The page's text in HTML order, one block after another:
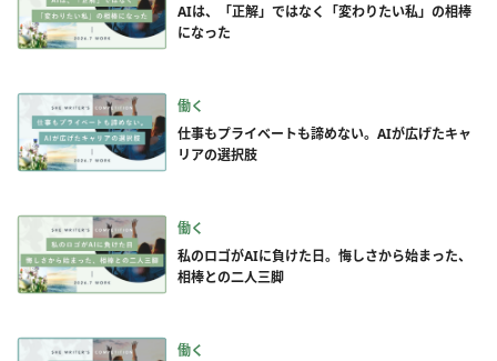
AIは、「正解」ではなく「変わりたい私」の相棒
になった
働く
仕事もプライベートも諦めない。AIが広げたキャ
リアの選択肢
働く
私のロゴがAIに負けた日。悔しさから始まった、
相棒との二人三脚
働く